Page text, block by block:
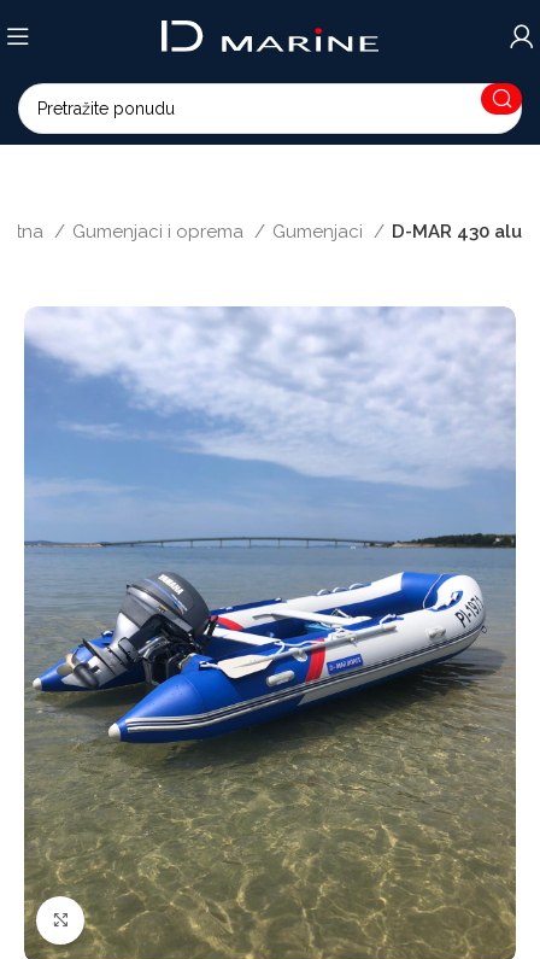
Gumenjaci i oprema Gumenjaci D-MAR 430 alu
Povećajte sliku